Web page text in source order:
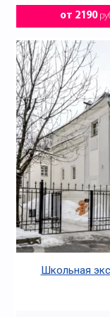
от 2190
Школьная